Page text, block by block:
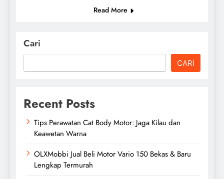
Read More
Cari
CARI
Recent Posts
Tips Perawatan Cat Body Motor: Jaga Kilau dan
Keawetan Warna
OLXMobbi Jual Beli Motor Vario 150 Bekas & Baru
Lengkap Termurah